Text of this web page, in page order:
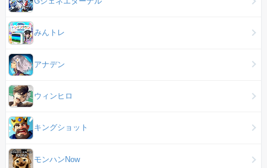
みんトレ
アナデン
ウィンヒロ
キングショット
モンハンNow